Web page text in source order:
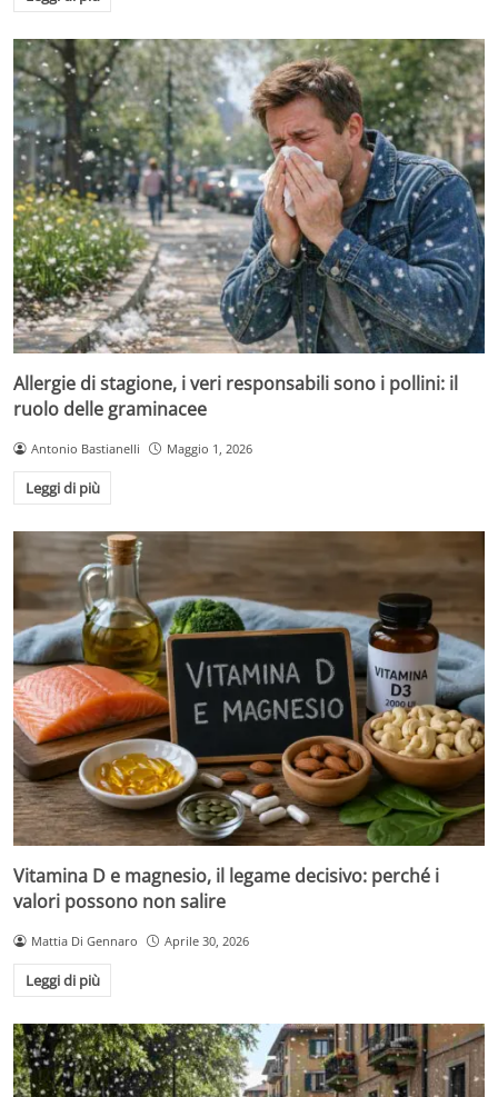
Allergie di stagione, i veri responsabili sono i pollini: il
ruolo delle graminacee
Antonio Bastianelli Maggio 1, 2026
Leggi di più
Vitamina D e magnesio, il legame decisivo: perché i
valori possono non salire
Mattia Di Gennaro Aprile 30, 2026
Leggi di più